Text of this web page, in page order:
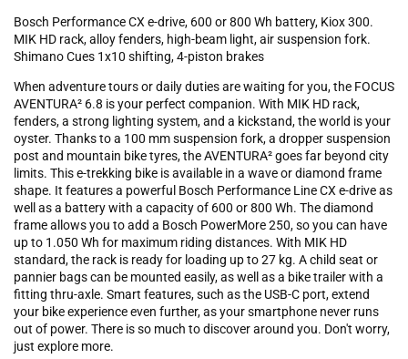
Bosch Performance CX e-drive, 600 or 800 Wh battery, Kiox 300.
MIK HD rack, alloy fenders, high-beam light, air suspension fork.
Shimano Cues 1x10 shifting, 4-piston brakes
When adventure tours or daily duties are waiting for you, the FOCUS
AVENTURA² 6.8 is your perfect companion. With MIK HD rack,
fenders, a strong lighting system, and a kickstand, the world is your
oyster. Thanks to a 100 mm suspension fork, a dropper suspension
post and mountain bike tyres, the AVENTURA² goes far beyond city
limits. This e-trekking bike is available in a wave or diamond frame
shape. It features a powerful Bosch Performance Line CX e-drive as
well as a battery with a capacity of 600 or 800 Wh. The diamond
frame allows you to add a Bosch PowerMore 250, so you can have
up to 1.050 Wh for maximum riding distances. With MIK HD
standard, the rack is ready for loading up to 27 kg. A child seat or
pannier bags can be mounted easily, as well as a bike trailer with a
fitting thru-axle. Smart features, such as the USB-C port, extend
your bike experience even further, as your smartphone never runs
out of power. There is so much to discover around you. Don't worry,
just explore more.